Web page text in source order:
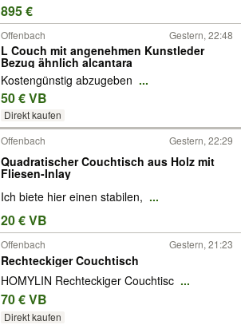
895 €
Offenbach Gestern, 22:48
L Couch mit angenehmen Kunstleder
Bezug ähnlich alcantara
Kostengünstig abzugeben ...
50 € VB
Direkt kaufen
Offenbach Gestern, 22:29
Quadratischer Couchtisch aus Holz mit
Fliesen-Inlay
Ich biete hier einen stabilen, ...
20 € VB
Offenbach Gestern, 21:23
Rechteckiger Couchtisch
HOMYLIN Rechteckiger Couchtisc ...
70 € VB
Direkt kaufen